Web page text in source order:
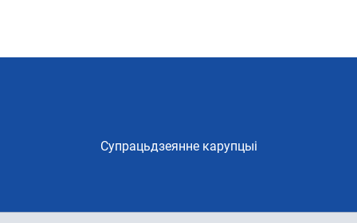
Супрацьдзеянне карупцыі